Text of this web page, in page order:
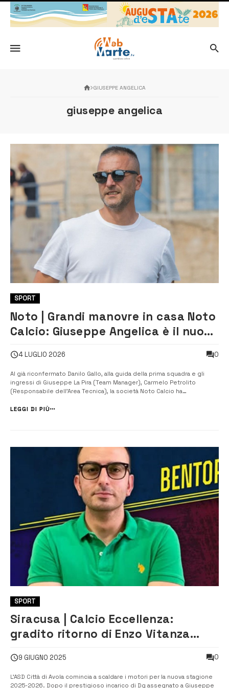
GIUSEPPE ANGELICA
giuseppe angelica
SPORT
Noto | Grandi manovre in casa Noto
Calcio: Giuseppe Angelica è il nuovo
4 LUGLIO 2026 0
Al già riconfermato Danilo Gallo, alla guida della prima squadra e gli
ingressi di Giuseppe La Pira (Team Manager), Carmelo Petrolito
(Responsabile dell’Area Tecnica), la società Noto Calcio ha
Angelica, che ricoprirà il ruolo di Direttore Sportivo. Il nuovo
LEGGI DI PIÙ
SPORT
Siracusa | Calcio Eccellenza:
gradito ritorno di Enzo Vitanza
9 GIUGNO 2025 0
L’ASD Città di Avola comincia a scaldare i motori per la nuova stagione
2025-2026. Dopo il prestigioso incarico di Dg assegnato a Giuseppe